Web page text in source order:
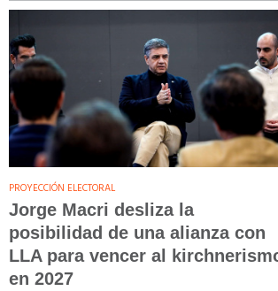
PROYECCIÓN ELECTORAL
Jorge Macri desliza la
posibilidad de una alianza con
LLA para vencer al
en 2027